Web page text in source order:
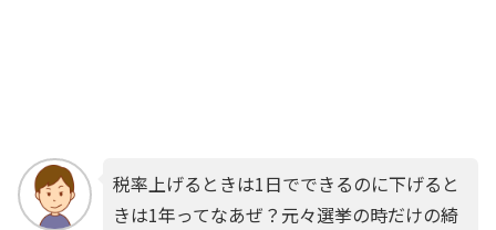
税率上げるときは1日でできるのに下げると
きは1年ってなあぜ？元々選挙の時だけの綺